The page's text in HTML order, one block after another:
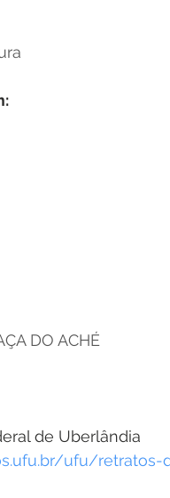
SEM-TETO
DO ACHÉ
de Uberlândia
ufu/retratos-